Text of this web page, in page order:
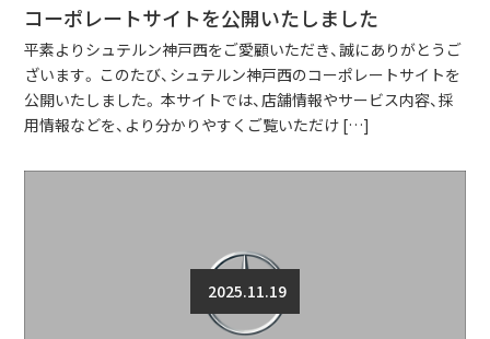
コーポレートサイトを公開いたしました
平素よりシュテルン神戸西をご愛顧いただき、誠にありがとうご
ざいます。 このたび、シュテルン神戸西のコーポレートサイトを
公開いたしました。 本サイトでは、店舗情報やサービス内容、採
用情報などを、より分かりやすくご覧いただけ […]
2025.11.19